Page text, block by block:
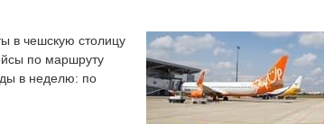
в чешскую столицу
по маршруту
в неделю: по